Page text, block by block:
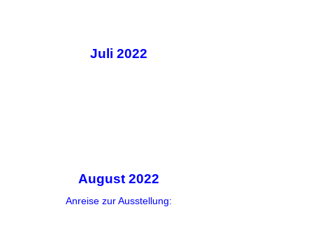
Juli 2022
August 2022
Anreise zur Ausstellung: